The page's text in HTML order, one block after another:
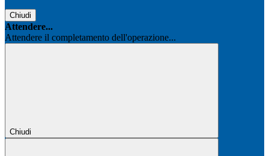
Chiudi
Attendere...
Attendere il completamento dell'operazione...
Chiudi